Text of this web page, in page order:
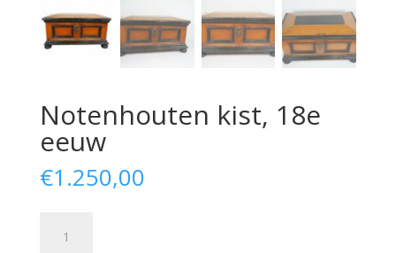
Notenhouten kist, 18e
eeuw
€1.250,00
chest,